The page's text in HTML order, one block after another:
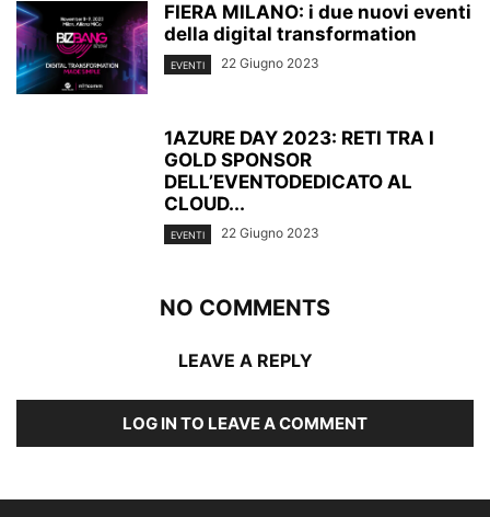
FIERA MILANO: i due nuovi eventi
della digital transformation
EVENTI 22 Giugno 2023
1AZURE DAY 2023: RETI TRA I
GOLD SPONSOR
DELL’EVENTODEDICATO AL
CLOUD...
EVENTI 22 Giugno 2023
NO COMMENTS
LEAVE A REPLY
LOG IN TO LEAVE A COMMENT